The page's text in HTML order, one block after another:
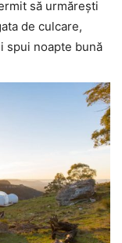
să urmărești
de culcare,
spui noapte bună